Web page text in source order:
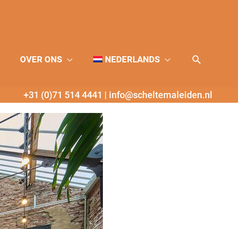
OVER ONS NEDERLANDS Zoeken
+31 (0)71 514 4441 | info@scheltemaleiden.nl